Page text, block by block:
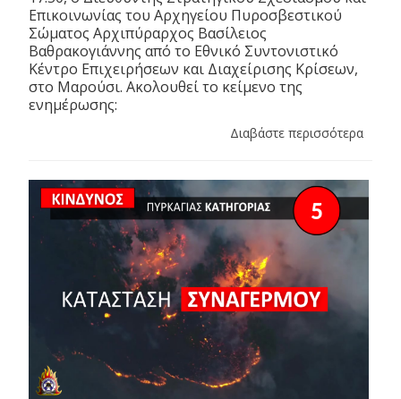
Επικοινωνίας του Αρχηγείου Πυροσβεστικού
Σώματος Αρχιπύραρχος Βασίλειος
Βαθρακογιάννης από το Εθνικό Συντονιστικό
Κέντρο Επιχειρήσεων και Διαχείρισης Κρίσεων,
στο Μαρούσι. Ακολουθεί το κείμενο της
ενημέρωσης:
Διαβάστε περισσότερα